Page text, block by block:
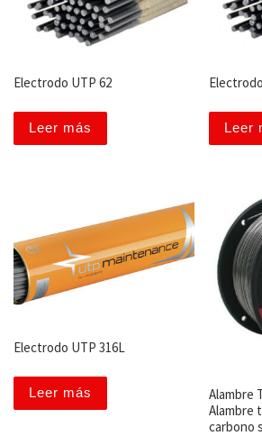
Electrodo UTP 62
Leer más Leer
Electrodo UTP 316L
Leer más
Alambre
Alambre
carbono